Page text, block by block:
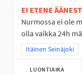
EI ETENE
Nurmossa ei ole
olla vaikka 24h
Rajaa tulokset
Itäinen Seinäjoki
LUONTIAIKA